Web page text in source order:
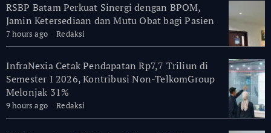
RSBP Batam Perkuat Sinergi dengan BPOM,
Jamin Ketersediaan dan Mutu Obat bagi Pasien
7 hours ago Redaksi
InfraNexia Cetak Pendapatan Rp7,7 Triliun di
Semester I 2026, Kontribusi Non-TelkomGroup
Melonjak 31%
9 hours ago Redaksi